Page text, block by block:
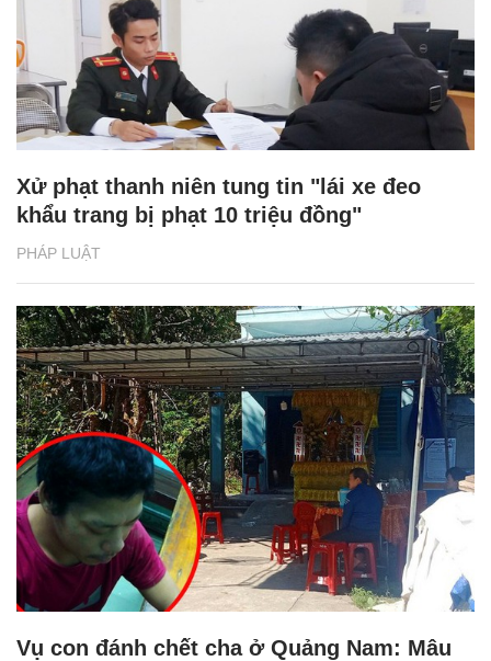
PHÁP LUẬT
Xử phạt thanh niên tung tin "lái xe đeo
khẩu trang bị phạt 10 triệu đồng"
Vụ con đánh chết cha ở Quảng Nam: Mâu